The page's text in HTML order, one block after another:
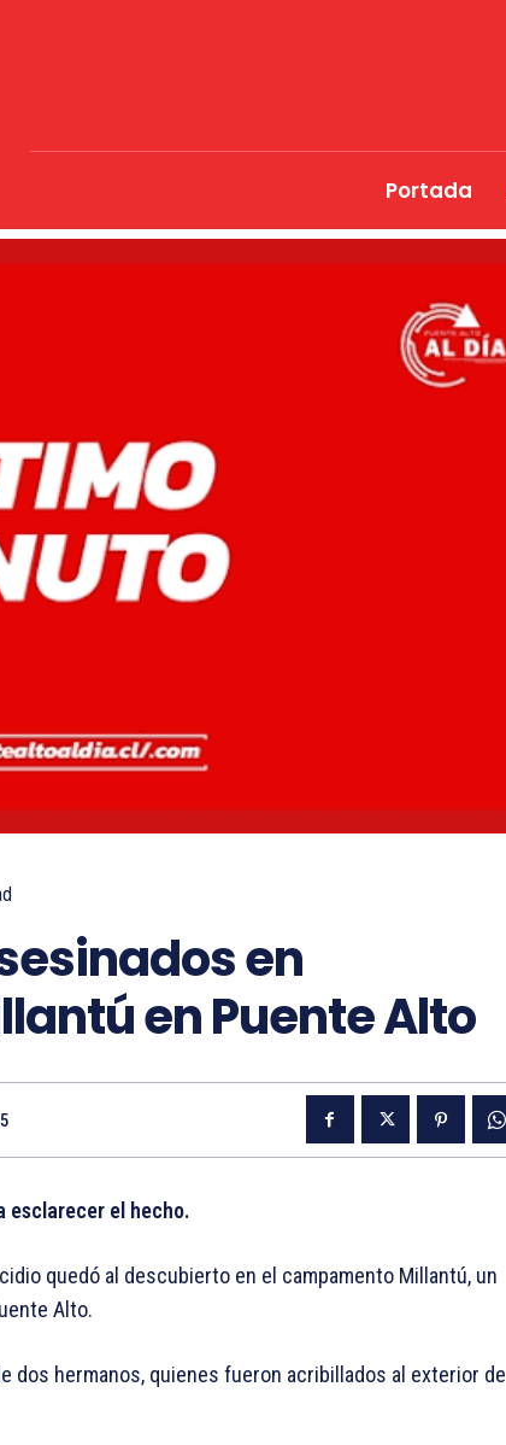
Portada
en
en Puente Alto
esclarecer el hecho.
quedó al descubierto en el campamento Millantú, un
Alto.
dos hermanos, quienes fueron acribillados al exterior de